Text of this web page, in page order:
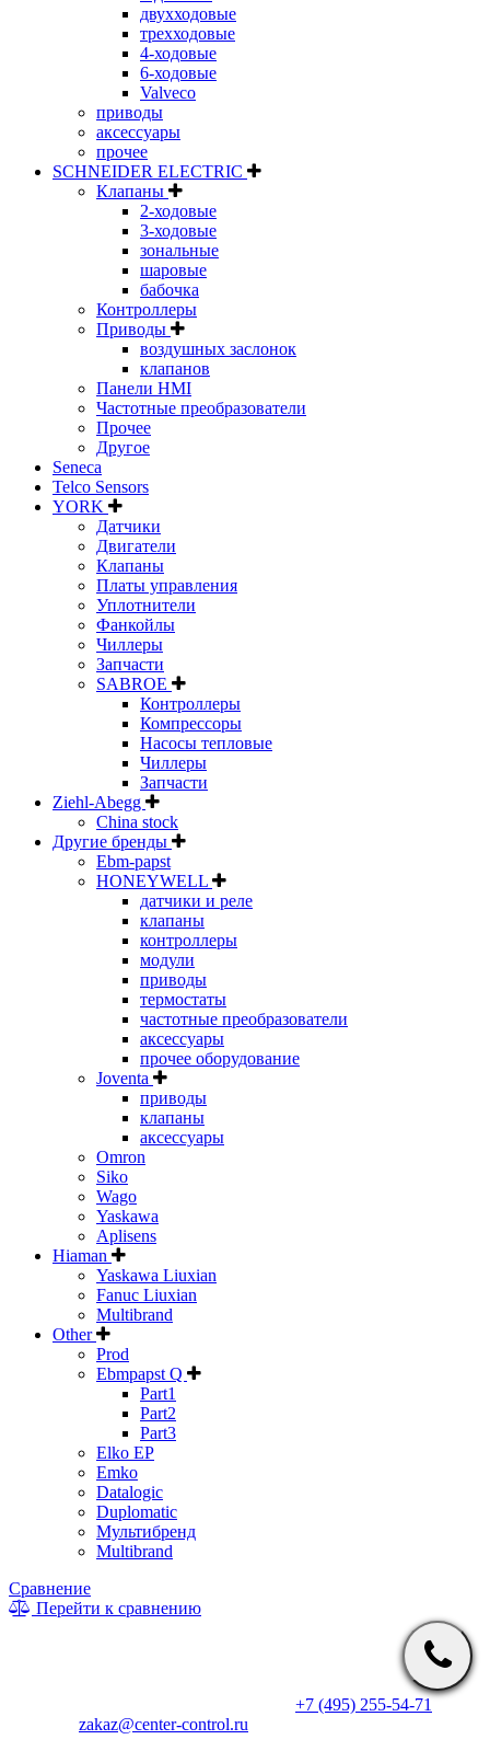
двухходовые
трехходовые
4-ходовые
6-ходовые
Valveco
приводы
аксессуары
прочее
SCHNEIDER ELECTRIC
Клапаны
2-ходовые
3-ходовые
зональные
шаровые
бабочка
Контроллеры
Приводы
воздушных заслонок
клапанов
Панели HMI
Частотные преобразователи
Прочее
Другое
Seneca
Telco Sensors
YORK
Датчики
Двигатели
Клапаны
Платы управления
Уплотнители
Фанкойлы
Чиллеры
Запчасти
SABROE
Контроллеры
Компрессоры
Насосы тепловые
Чиллеры
Запчасти
Ziehl-Abegg
China stock
Другие бренды
Ebm-papst
HONEYWELL
датчики и реле
клапаны
контроллеры
модули
приводы
термостаты
частотные преобразователи
аксессуары
прочее оборудование
Joventa
приводы
клапаны
аксессуары
Omron
Siko
Wago
Yaskawa
Aplisens
Hiaman
Yaskawa Liuxian
Fanuc Liuxian
Multibrand
Other
Prod
Ebmpapst Q
Part1
Part2
Part3
Elko EP
Emko
Datalogic
Duplomatic
Мультибренд
Multibrand
Сравнение
Перейти к сравнению
* Информация на сайте не является публичной офертой. Цены
производителем в одностороннем порядке. Актуальную цену
+7 (495) 255-54-71
zakaz@center-control.ru